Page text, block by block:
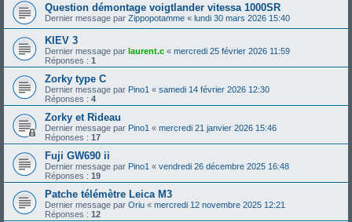
Question démontage voigtlander vitessa 1000SR
Dernier message par Zippopotamme « lundi 30 mars 2026 15:40
KIEV 3
Dernier message par laurent.c « mercredi 25 février 2026 11:59
Réponses : 1
Zorky type C
Dernier message par Pino1 « samedi 14 février 2026 12:30
Réponses : 4
Zorky et Rideau
Dernier message par Pino1 « mercredi 21 janvier 2026 15:46
Réponses : 17
Fuji GW690 ii
Dernier message par Pino1 « vendredi 26 décembre 2025 16:48
Réponses : 19
Patche télémètre Leica M3
Dernier message par Oriu « mercredi 12 novembre 2025 12:21
Réponses : 12